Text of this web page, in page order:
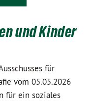
und Kinder
für
vom 05.05.2026
für ein soziales